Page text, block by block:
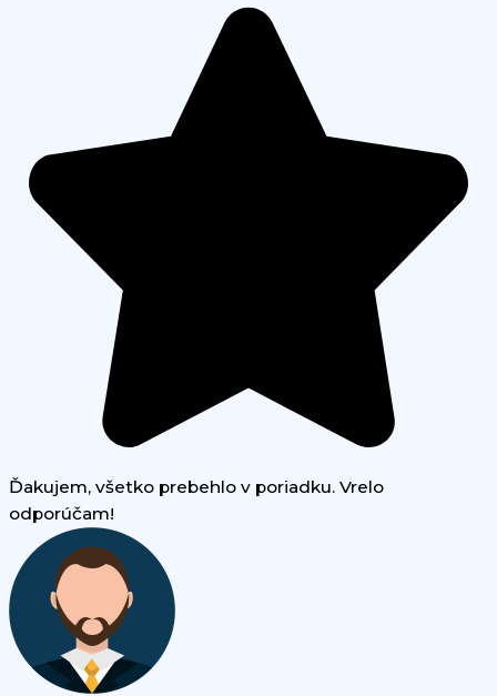
Ďakujem, všetko prebehlo v poriadku. Vrelo
odporúčam!